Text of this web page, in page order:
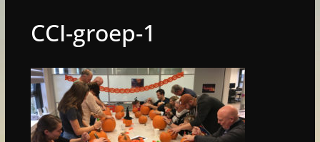
CCI-groep-1